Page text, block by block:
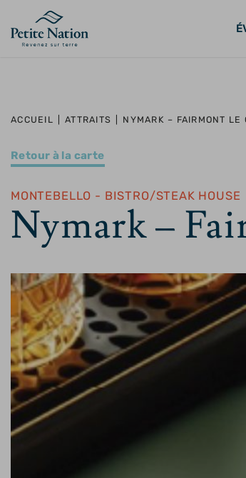
ACCUEIL ATTRAITS NYMARK – FAIRMONT LE
Retour à la carte
MONTEBELLO - BISTRO/STEAK HOUSE
Nymark –